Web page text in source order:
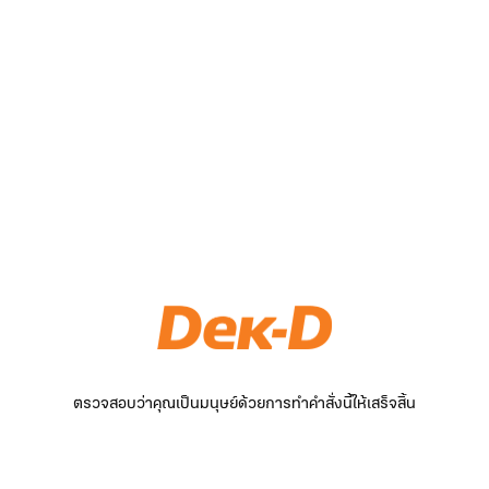
ตรวจสอบว่าคุณเป็นมนุษย์ด้วยการทำคำสั่งนี้ให้เสร็จสิ้น